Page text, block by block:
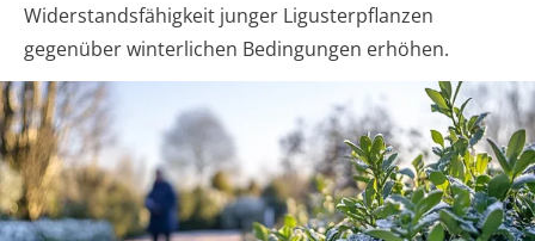
Widerstandsfähigkeit junger Ligusterpflanzen
gegenüber winterlichen Bedingungen erhöhen.